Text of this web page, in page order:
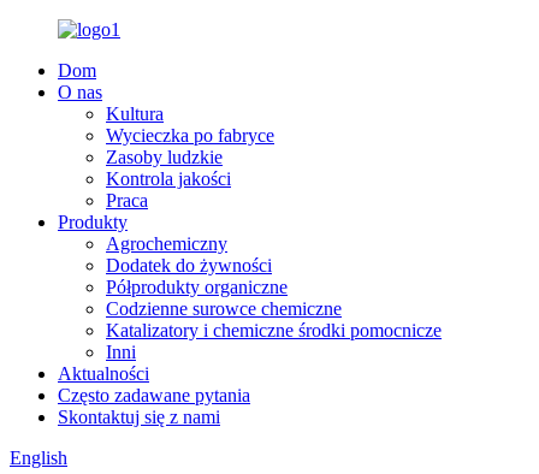
Dom
O nas
Kultura
Wycieczka po fabryce
Zasoby ludzkie
Kontrola jakości
Praca
Produkty
Agrochemiczny
Dodatek do żywności
Półprodukty organiczne
Codzienne surowce chemiczne
Katalizatory i chemiczne środki pomocnicze
Inni
Aktualności
Często zadawane pytania
Skontaktuj się z nami
English